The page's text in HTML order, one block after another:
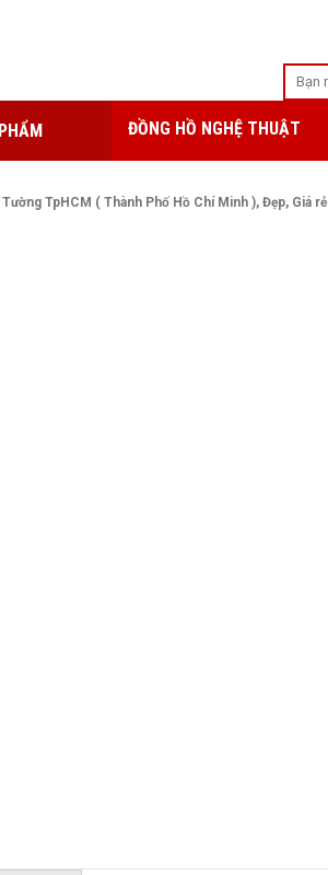
ĐỒNG HỒ NGHỆ THUẬT
TpHCM ( Thành Phố Hồ Chí Minh ), Đẹp, Giá rẻ